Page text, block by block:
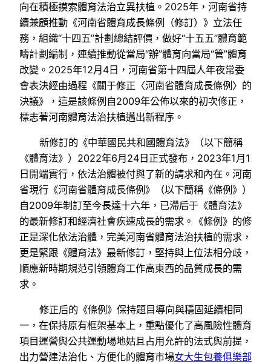
向在積極摸索體育法治立異扶植。2025年，河南省持
續兼顧推動《河南省體育成長條例（修訂）》立法任
務，組織“十四五”計劃總結評價，做好“十五五”體育範
疇計劃編制，連續推動從當局“辦”體育向當局“管”體育
改變。2025年12月4日，河南省第十四屆人年夜常委
會表決經由過程《關于修正〈河南省體育成長條例〉的
決議》，這是該條例自2009年公佈以來的初次修正，
標志著河南體育法治扶植邁出新程序。
新修訂的《中華國民共和國體育法》（以下簡稱
《體育法》）2022年6月24日正式發布，2023年1月1
日開端實行，依法治體被付與了新的請求和內在。河南
省現行《河南省體育成長條例》（以下簡稱《條例》）
自2009年制訂至今長達十六年，已滯后于《體育法》
的最新修訂和經濟社會疾速成長的需求。《條例》的修
正是深化依法治體，完美河南省體育法治扶植的需求，
更是緊跟《體育法》最新修訂，堅持與上位法相分歧，
順應新時期規范引領體育工作高東西的品質成長的需
求。
修正后的《條例》保持題目導向與穩固延續相同
一，在保持原有框架基本上，重點優化了高風險性體育
項目運營與公共運動場地姑且占用允許的法式與前提，
出力營建法治化、方便化的體育市場女大生包養俱樂部